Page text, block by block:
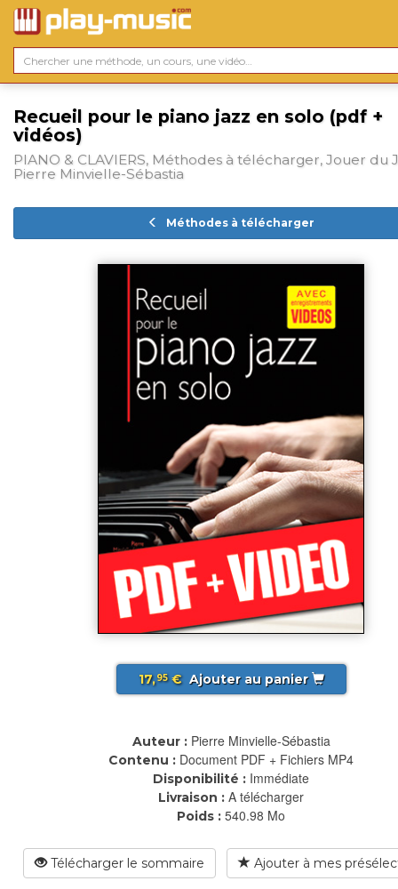
Recueil pour le piano jazz en solo (pdf +
vidéos)
PIANO & CLAVIERS, Méthodes à télécharger, Jouer du
Pierre Minvielle-Sébastia
Méthodes à télécharger
17,95€ Ajouter au panier
Auteur : Pierre Minvielle-Sébastia
Contenu : Document PDF + Fichiers MP4
Disponibilité : Immédiate
Livraison : A télécharger
Poids : 540.98 Mo
Télécharger le sommaire Ajouter à mes